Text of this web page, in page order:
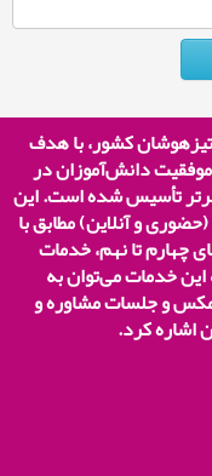
کشور، با هدف
دانش‌آموزان در
تأسیس شده است. این
و آنلاین) مطابق با
چهارم تا نهم، خدمات
خدمات می‌توان به
و جلسات مشاوره و
اشاره کرد.